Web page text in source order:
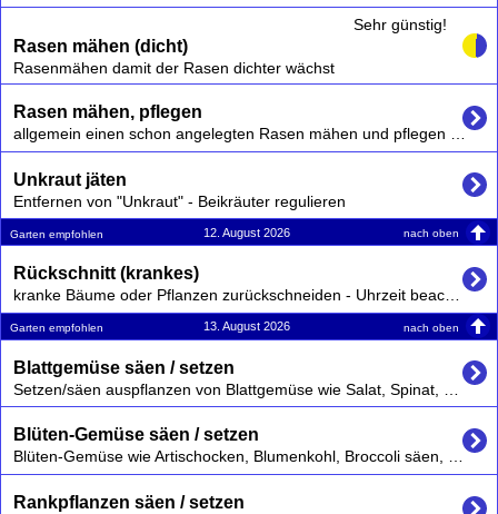
Rasen mähen (dicht)
Sehr günstig!
Rasenmähen damit der Rasen dichter wächst
Rasen mähen, pflegen
Unkraut jäten
Entfernen von "Unkraut" - Beikräuter regulieren
Garten empfohlen 12. August 2026 nach oben
Rückschnitt (krankes)
kranke Bäume oder Pflanzen zurückschneiden - Uhrzeit beachten, Neumondtag, aber nicht nach Neumond
Garten empfohlen 13. August 2026 nach oben
Blattgemüse säen / setzen
Blüten-Gemüse säen / setzen
Blüten-Gemüse wie Artischocken, Blumenkohl, Broccoli säen, setzen, auspflanzen.
Rankpflanzen säen / setzen